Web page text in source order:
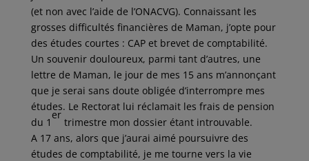
(et non avec l’aide de l’ONACVG). Connaissant les
grosses difficultés financières de Maman, j’opte pour
des études courtes : CAP et brevet de comptabilité.
Un souvenir douloureux, parmi tant d’autres, une
lettre de Maman, le jour de mes 15 ans m’annonçant
que je serai sans doute obligée d’interrompre mes
études. Le Rectorat lui réclamait les frais de pension
du 1
er
trimestre mon dossier étant introuvable.
A 17 ans, alors que j’aurai aimé poursuivre des
études de comptabilité, je me tourne vers la vie